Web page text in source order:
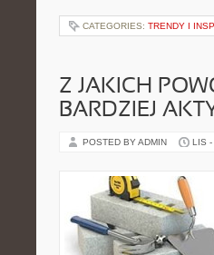
CATEGORIES: TRENDY I
Z JAKICH
BARDZIEJ
POSTED BY ADMIN LIS -